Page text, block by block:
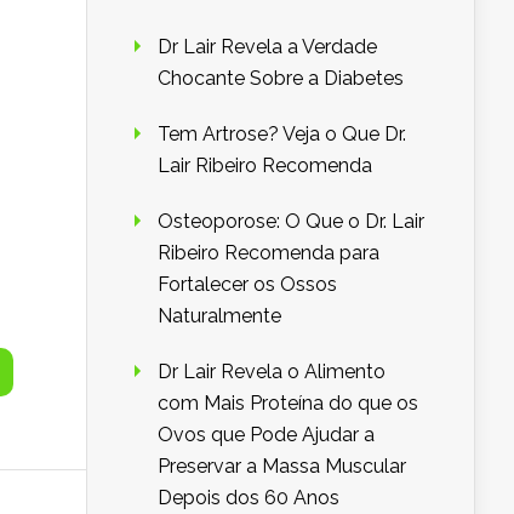
Dr Lair Revela a Verdade
Chocante Sobre a Diabetes
Tem Artrose? Veja o Que Dr.
Lair Ribeiro Recomenda
Osteoporose: O Que o Dr. Lair
Ribeiro Recomenda para
Fortalecer os Ossos
Naturalmente
Dr Lair Revela o Alimento
com Mais Proteína do que os
Ovos que Pode Ajudar a
Preservar a Massa Muscular
Depois dos 60 Anos